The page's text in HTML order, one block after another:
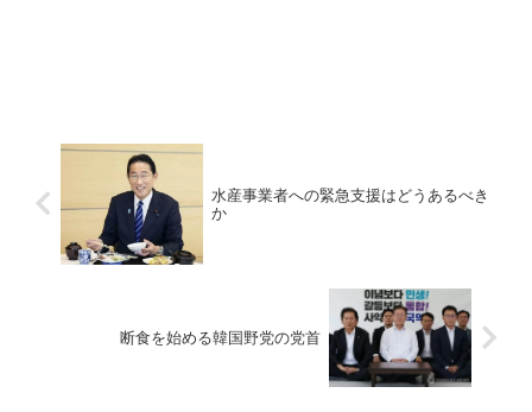
水産事業者への緊急支援はどうあるべき
か
断食を始める韓国野党の党首